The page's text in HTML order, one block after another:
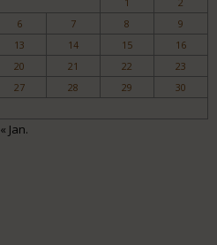
6 7 8
9
13 14 15
16
20 21 22
23
27 28 29
30
« Jan.